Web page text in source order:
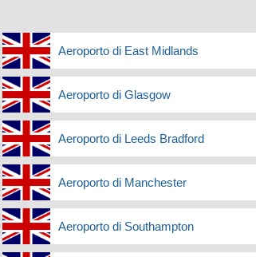
Aeroporto di East Midlands
Aeroporto di Glasgow
Aeroporto di Leeds Bradford
Aeroporto di Manchester
Aeroporto di Southampton